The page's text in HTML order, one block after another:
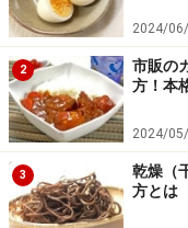
■応用：皿に盛りつ
4
重箱に酢飯を詰
重箱やお弁当箱に酢
2024/
2
市販の
方！本
2024/
3
乾燥（
方とは